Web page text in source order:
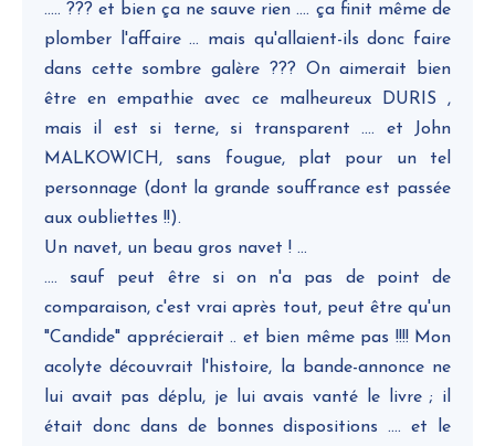
..... ??? et bien ça ne sauve rien .... ça finit même de
plomber l'affaire ... mais qu'allaient-ils donc faire
dans cette sombre galère ??? On aimerait bien
être en empathie avec ce malheureux DURIS ,
mais il est si terne, si transparent .... et John
MALKOWICH, sans fougue, plat pour un tel
personnage (dont la grande souffrance est passée
aux oubliettes !!).
Un navet, un beau gros navet ! ...
.... sauf peut être si on n'a pas de point de
comparaison, c'est vrai après tout, peut être qu'un
"Candide" apprécierait .. et bien même pas !!!! Mon
acolyte découvrait l'histoire, la bande-annonce ne
lui avait pas déplu, je lui avais vanté le livre ; il
était donc dans de bonnes dispositions .... et le